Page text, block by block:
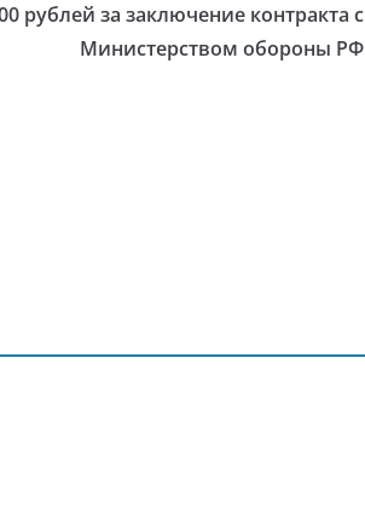
рублей за заключение контракта с
Министерством обороны РФ